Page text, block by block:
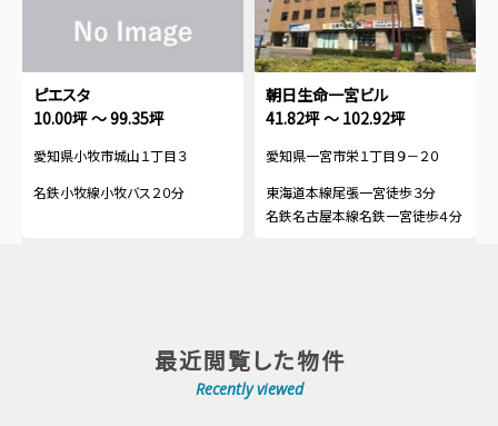
ピエスタ
10.00坪 ～ 99.35坪
愛知県小牧市城山１丁目３
名鉄小牧線小牧バス２０分
朝日生命一宮ビル
41.82坪 ～ 102.92坪
愛知県一宮市栄１丁目９－２０
東海道本線尾張一宮徒歩３分
名鉄名古屋本線名鉄一宮徒歩４分
最近閲覧した物件
Recently viewed